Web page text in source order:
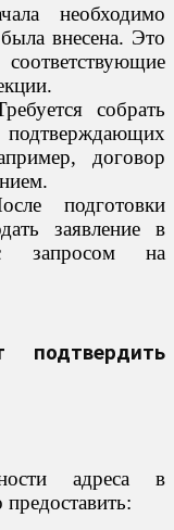
необходимо
внесена. Это
собрать
договор
подготовки
заявление в
запросом на
подтвердить
адреса в